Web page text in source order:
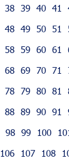
38 39 40 41
48 49 50 51
58 59 60 61
68 69 70 71
78 79 80 81
88 89 90 91
98 99 100
106 107 108